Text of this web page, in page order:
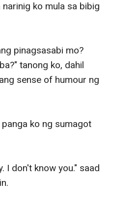
ko mula sa bibig
pinagsasabi mo?
tanong ko, dahil
sense of humour ng
ko ng sumagot
I don't know you." saad